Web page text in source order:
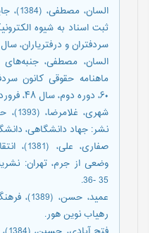
السان،
ثبت اسناد به شیوه
سردفتران و درفتریاران، سال ۴۷ شماره ۵۵ دوره دوم.
السان، مصطفی، جنبه‌های
ماهنامه حقوقی کانون
۶۰، دوره دوم، سال ۴۸، فروردین‌ماه ۱۳۸۵.
شهری،
نشر: جهاد دانشگاهی،
صفاری،
وضعی از جرم، تهران:
35 -36.
عمید، حسن،
رهیاب نوین هور.